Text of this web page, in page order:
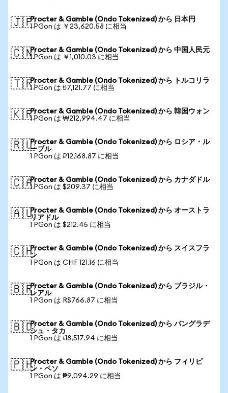
🇯🇵Procter & Gamble (Ondo Tokenized) から 日本円
1 PGon は ￥23,620.58 に相当
🇨🇳Procter & Gamble (Ondo Tokenized) から 中国人民元
1 PGon は ￥1,010.03 に相当
🇹🇷Procter & Gamble (Ondo Tokenized) から トルコリラ
1 PGon は ₺7,121.77 に相当
🇰🇷Procter & Gamble (Ondo Tokenized) から 韓国ウォン
1 PGon は ₩212,994.47 に相当
🇷🇺Procter & Gamble (Ondo Tokenized) から ロシア・ル
ーブル
1 PGon は ₽12,168.87 に相当
🇨🇦Procter & Gamble (Ondo Tokenized) から カナダドル
1 PGon は $209.37 に相当
🇦🇺Procter & Gamble (Ondo Tokenized) から オーストラ
リアドル
1 PGon は $212.45 に相当
🇨🇭Procter & Gamble (Ondo Tokenized) から スイスフラ
ン
1 PGon は CHF 121.16 に相当
🇧🇷Procter & Gamble (Ondo Tokenized) から ブラジル・
レアル
1 PGon は R$766.87 に相当
🇧🇩Procter & Gamble (Ondo Tokenized) から バングラデ
シュ・タカ
1 PGon は ৳18,517.94 に相当
🇵🇭Procter & Gamble (Ondo Tokenized) から フィリピ
ン・ペソ
1 PGon は ₱9,094.29 に相当